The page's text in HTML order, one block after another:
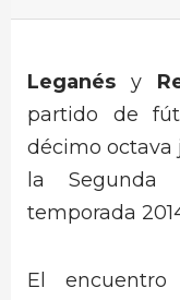
Leganésy
partido de
décimo octava
la Segunda
temporada
El